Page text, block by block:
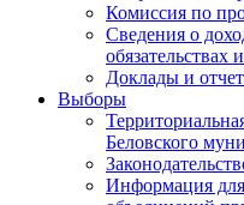
Комиссия по
Сведения о
обязательствах
Доклады и
Выборы
Беловского
Информация